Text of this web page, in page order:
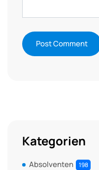
Kategorien
Absolventen 198